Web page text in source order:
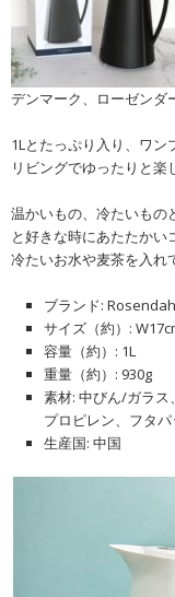
デンマーク、ローゼンダ
1Lとたっぷり入り、ワ
リビングでゆったりと楽
温かいもの、冷たいもの
と好きな時にあたたか
冷たいお水や麦茶を入れ
ブランド:
サイズ（約）:
容量（約）: 1L
重量（約）: 930g
素材: 中びん/ガラ
プロピレン、フタ
生産国: 中国